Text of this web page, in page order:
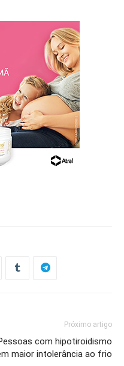
Próximo artigo
com hipotiroidismo
maior intolerância ao frio